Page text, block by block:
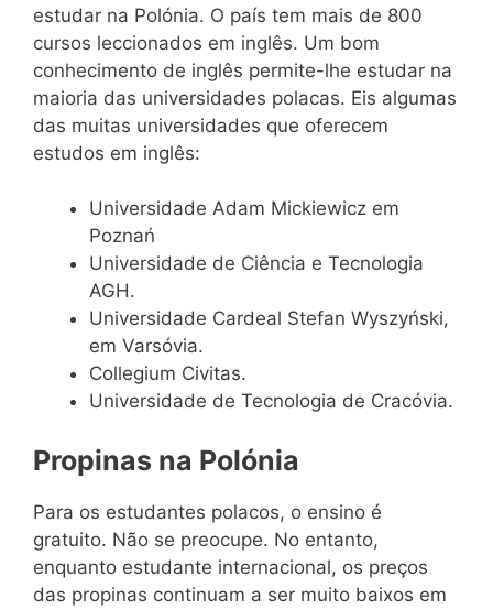
estudar na Polónia. O país tem mais de 800
cursos leccionados em inglês. Um bom
conhecimento de inglês permite-lhe estudar na
maioria das universidades polacas. Eis algumas
das muitas universidades que oferecem
estudos em inglês:
Universidade Adam Mickiewicz em
Poznań
Universidade de Ciência e Tecnologia
AGH.
Universidade Cardeal Stefan Wyszyński,
em Varsóvia.
Collegium Civitas.
Universidade de Tecnologia de Cracóvia.
Propinas na Polónia
Para os estudantes polacos, o ensino é
gratuito. Não se preocupe. No entanto,
enquanto estudante internacional, os preços
das propinas continuam a ser muito baixos em